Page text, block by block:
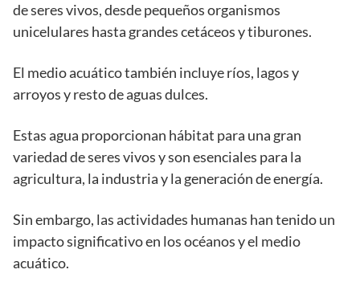
de seres vivos, desde pequeños organismos
unicelulares hasta grandes cetáceos y tiburones.
El medio acuático también incluye ríos, lagos y
arroyos y resto de aguas dulces.
Estas agua proporcionan hábitat para una gran
variedad de seres vivos y son esenciales para la
agricultura, la industria y la generación de energía.
Sin embargo, las actividades humanas han tenido un
impacto significativo en los océanos y el medio
acuático.